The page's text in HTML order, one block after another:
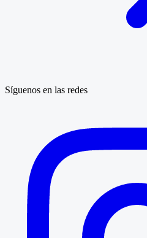
Síguenos en las redes